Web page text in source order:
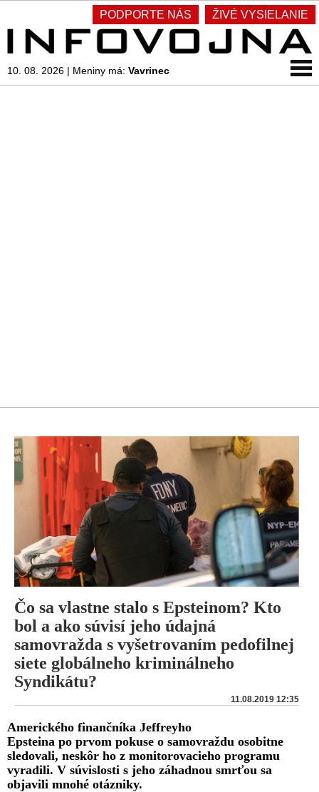
PODPORTE NÁS ŽIVÉ VYSIELANIE
10. 08. 2026 | Meniny má: Vavrinec
Čo sa vlastne stalo s Epsteinom? Kto
bol a ako súvisí jeho údajná
samovražda s vyšetrovaním pedofilnej
siete globálneho kriminálneho
Syndikátu?
11.08.2019 12:35
Amerického finančníka Jeffreyho
Epsteina po prvom pokuse o samovraždu osobitne
sledovali, neskôr ho z monitorovacieho programu
vyradili. V súvislosti s jeho záhadnou smrťou sa
objavili mnohé otázniky.